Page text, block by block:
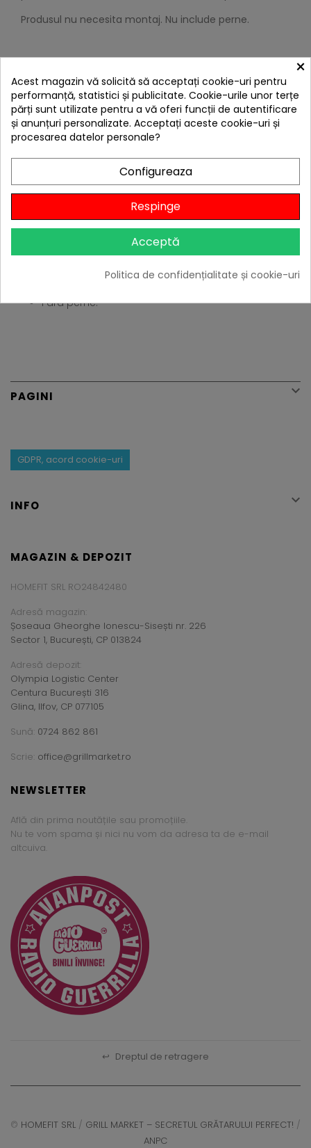
Produsul nu necesita montaj. Nu include perne.
CARACTERISTICI
Caracteristici:
Dimensiuni: 197 x 74 x 36 cm;
Colectia: Atlantic;
Material: Plastic;
Fara perne.
PAGINI 
GDPR, acord cookie-uri
INFO 
MAGAZIN & DEPOZIT
HOMEFIT SRL RO24842480
Adresă magazin:
Șoseaua Gheorghe Ionescu-Sisești nr. 226
Sector 1, București, CP 013824
Adresă depozit:
Olympia Logistic Center
Centura București 316
Glina, Ilfov, CP 077105
Sună: 0724 862 861
Scrie: office@grillmarket.ro
NEWSLETTER
Află din prima noutățile sau promoțiile.
Nu te vom spama și nici nu vom da adresa ta de e-mail
altcuiva.
↩ Dreptul de retragere
© HOMEFIT SRL / GRILL MARKET – SECRETUL GRĂTARULUI PERFECT! /
ANPC
×
Acest magazin vă solicită să acceptați cookie-uri pentru
performanță, statistici și publicitate. Cookie-urile unor terțe
părți sunt utilizate pentru a vă oferi funcții de autentificare
și anunțuri personalizate. Acceptați aceste cookie-uri și
procesarea datelor personale?
Configureaza
Respinge
Acceptă
Politica de confidențialitate și cookie-uri